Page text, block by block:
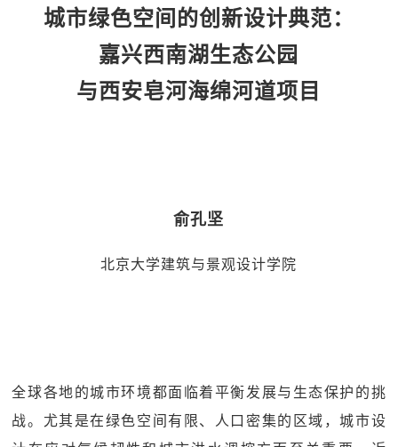
城市绿色空间的创新设计典范：
嘉兴西南湖生态公园
与西安皂河海绵河道项目
俞孔坚
北京大学建筑与景观设计学院
全球各地的城市环境都面临着平衡发展与生态保护的挑
战。尤其是在绿色空间有限、人口密集的区域，城市设